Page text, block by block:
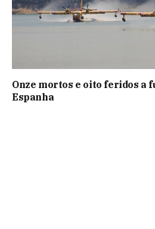
Onze mortos e oito feridos a
Espanha